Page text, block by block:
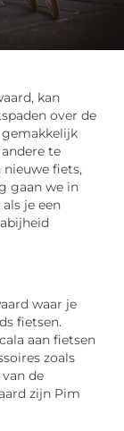
kan
over de
gemakkelijk
te
nieuwe fiets,
gaan we in
je een
waar je
fietsen.
aan fietsen
zoals
de
zijn Pim